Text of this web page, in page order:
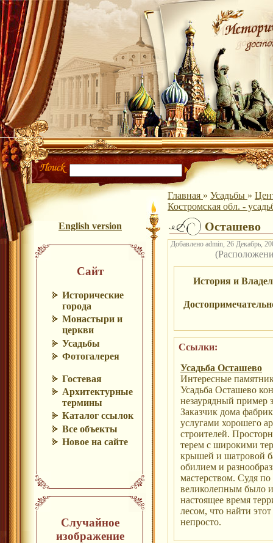
English version
Сайт
Исторические
города
Монастыри и
церкви
Усадьбы
Фотогалерея
Гостевая
Архитектурные
термины
Каталог ссылок
Все объекты
Новое на сайте
Случайное
изображение
Главная » Усадьбы »
Костромская обл. -
Осташево
Добавлено admin, 26 Декабрь,
История и
Ссылки:
Усадьба Осташево
Интересные
Усадьба Осташево
незаурядный пример
Заказчик дома
услугами хорошего
строителей.
терем с широкими
крышей и шатровой
обилием и
мастерством. Судя
великолепным было
настоящее время
лесом, что найти
непросто.